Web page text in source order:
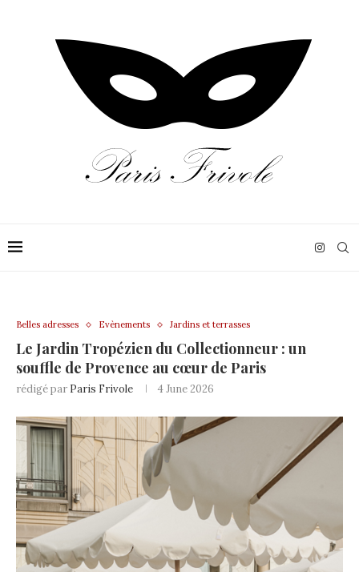
Belles adresses Evènements Jardins et terrasses
Le Jardin Tropézien du Collectionneur : un
souffle de Provence au cœur de Paris
rédigé par Paris Frivole 4 June 2026